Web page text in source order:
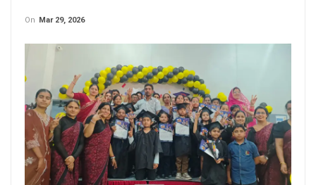
On Mar 29, 2026